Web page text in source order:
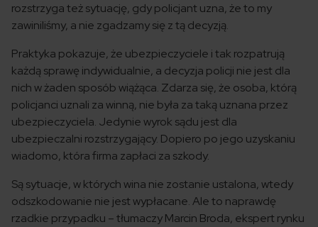
rozstrzyga też sytuację, gdy policjant uzna, że to my
zawiniliśmy, a nie zgadzamy się z tą decyzją.
Praktyka pokazuje, że ubezpieczyciele i tak rozpatrują
każdą sprawę indywidualnie, a decyzja policji nie jest dla
nich w żaden sposób wiążąca. Zdarza się, że osoba, którą
policjanci uznali za winną, nie była za taką uznana przez
ubezpieczyciela. Jedynie wyrok sądu jest dla
ubezpieczalni rozstrzygający. Dopiero po jego uzyskaniu
wiadomo, która firma zapłaci za szkody.
Są sytuacje, w których wina nie zostanie ustalona, wtedy
odszkodowanie nie jest wypłacane. Ale to naprawdę
rzadkie przypadku – tłumaczy Marcin Broda, ekspert rynku